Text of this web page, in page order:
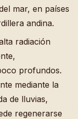
mar, en países
andina.
radiación
profundos.
mediante la
de lluvias,
regenerarse